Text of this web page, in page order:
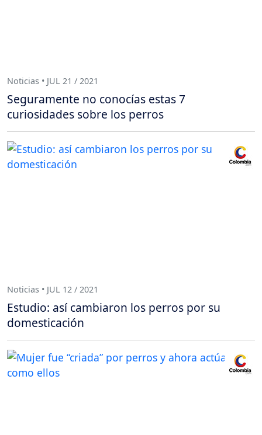
Noticias • JUL 21 / 2021
Seguramente no conocías estas 7
curiosidades sobre los perros
Noticias • JUL 12 / 2021
Estudio: así cambiaron los perros por su
domesticación